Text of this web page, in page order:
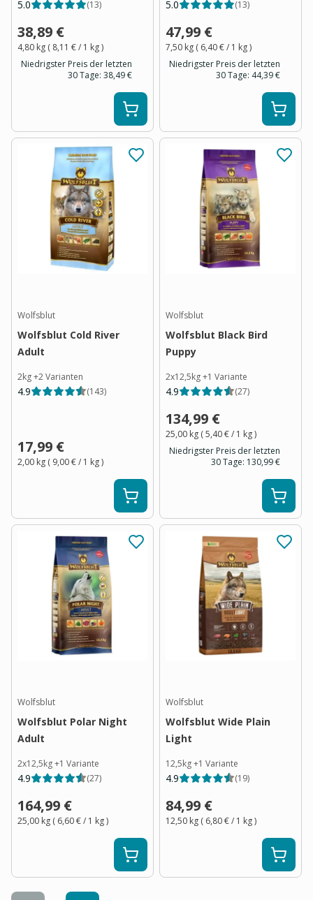
5.0 (13)
38,89 €
4,80 kg ( 8,11 €/ 1 kg)
Niedrigster Preis der letzten
30 Tage: 38,49 €
5.0 (13)
47,99 €
7,50 kg ( 6,40 €/ 1 kg)
Niedrigster Preis der letzten
30 Tage: 44,39 €
Wolfsblut
Wolfsblut Cold River
Adult
2kg+2Varianten
4.9 (143)
17,99 €
2,00 kg ( 9,00 €/ 1 kg)
Wolfsblut
Wolfsblut Black Bird
Puppy
2x12,5kg+1 Variante
4.9 (27)
134,99 €
25,00 kg (5,40 €/ 1 kg)
Niedrigster Preis der letzten
30 Tage: 130,99 €
Wolfsblut
Wolfsblut Polar Night
Adult
2x12,5kg+1 Variante
4.9 (27)
164,99 €
25,00 kg ( 6,60 €/ 1 kg)
Wolfsblut
Wolfsblut Wide Plain
Light
12,5kg+1 Variante
4.9 (19)
84,99 €
12,50 kg ( 6,80 €/ 1 kg)